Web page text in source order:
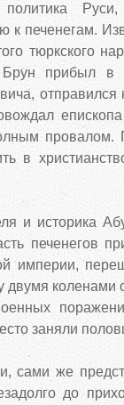
политика
к печенегам.
тюркского
прибыл в
отправился
в
и историка
печенегов
империи,
двумя коленами
заняли
же
до